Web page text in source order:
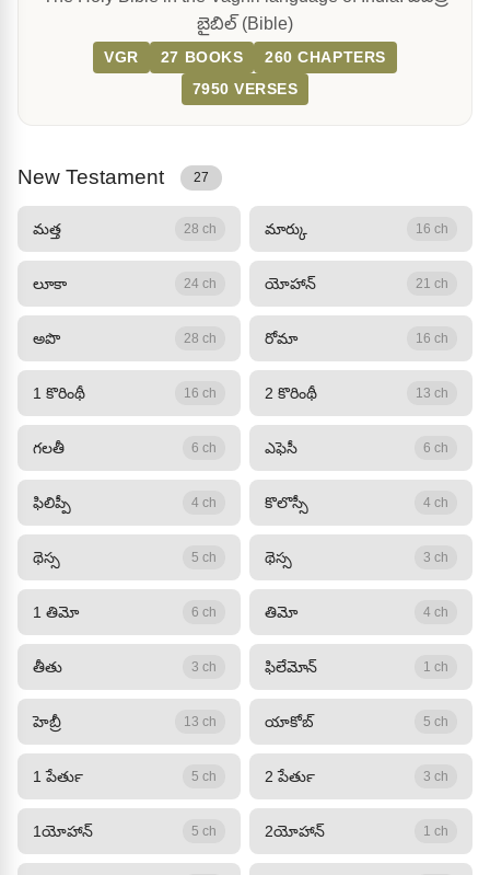
బైబిల్‍ (Bible)
VGR 27 BOOKS
260 CHAPTERS
7950 VERSES
New Testament 27
మత్త 28 ch మార్కు 16 ch
లూకా 24 ch యోహాన్ 21 ch
అపొ 28 ch రోమా 16 ch
1 కొరింథీ 16 ch 2 కొరింథీ 13 ch
గలతీ 6 ch ఎఫెసీ 6 ch
ఫిలిప్పీ 4 ch కొలొస్సీ 4 ch
థెస్స 5 ch థెస్స 3 ch
1 తిమో 6 ch తిమో 4 ch
తీతు 3 ch ఫిలేమోన్‍ 1 ch
హెబ్రీ 13 ch యాకోబ్‍ 5 ch
1‏ పేతుర్‍ 5 ch 2 పేతుర్‍ 3 ch
1యోహాన్‍ 5 ch 2యోహాన్‍ 1 ch